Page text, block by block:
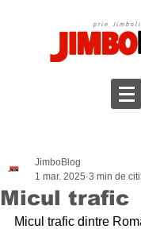
prin
Micul trafic
JimboBlog
1 mar. 2025 3 min de
Micul trafic dintre